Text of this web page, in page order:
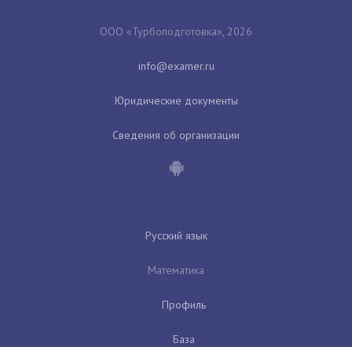
ООО «Турбоподготовка», 2026
Юридические документы
Сведения об организации
Русский язык
Математика
Профиль
База